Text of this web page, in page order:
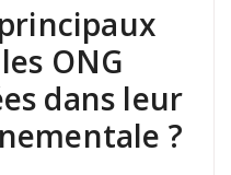
ONG
dans leur
?